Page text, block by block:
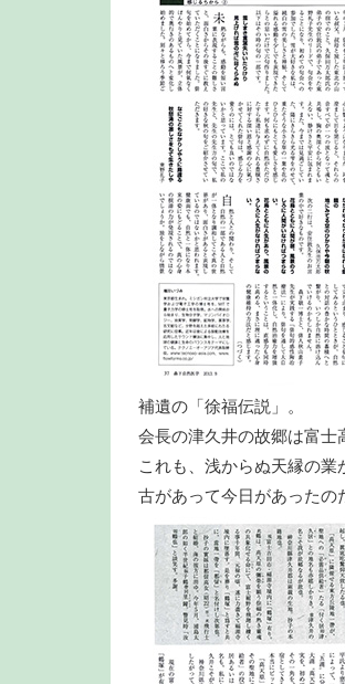
補遺の「徐福伝説」。
会長の津久井の故郷は富士
これも、浅からぬ天縁の業
古があって今日があったの